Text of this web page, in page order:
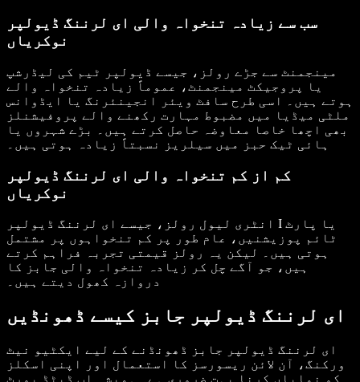
سب سے زیادہ تنخواہ والی ای لرننگ ڈیولپر
نوکریاں
مینجمنٹ سے جڑے رولز، جیسے ڈیولپر ٹیم کی لیڈرشپ
یا پروجیکٹ مینجمنٹ، عموماً زیادہ تنخواہ والے
ہوتے ہیں۔ اسی طرح سافٹ ویئر انجینئرنگ یا ایڈوانس
ملٹی میڈیا میں مضبوط مہارت رکھنے والے پروفیشنلز
بھی اچھا خاصا معاوضہ حاصل کرتے ہیں۔ بڑے شہروں یا
ہائی ٹیک حبز میں سیلریز نسبتاً زیادہ ہوتی ہیں۔
کم از کم تنخواہ والی ای لرننگ ڈیولپر
نوکریاں
انٹری لیول رولز، جیسے ای لرننگ ڈیولپر I یا پارٹ
ٹائم پوزیشنیں، عام طور پر کم تنخواہوں پر مشتمل
ہوتی ہیں۔ لیکن یہ رولز قیمتی تجربہ فراہم کرتے
ہیں، جو آگے چل کر زیادہ تنخواہ والی جابز کا
دروازہ کھول دیتے ہیں۔
ای لرننگ ڈیولپر جابز کیسے ڈھونڈیں
ای لرننگ ڈیولپر جابز ڈھونڈنے کے لیے ایکٹیو نیٹ
ورکنگ، آن لائن ریسورسز کا استعمال اور اپنی اسکلز
کو نمایاں کرنا بہت ضروری ہے۔ ہمیشہ اپ ڈیٹڈ پورٹ